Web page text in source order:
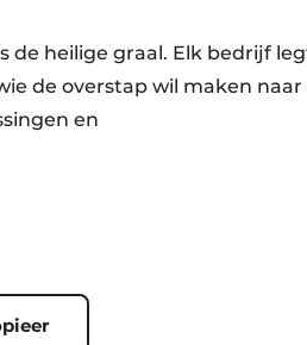
de heilige graal. Elk bedrijf
de overstap wil maken naar
en